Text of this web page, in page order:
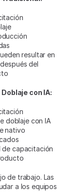
resultar en
del
con IA:
doblaje con IA
nativo
de capacitación
de trabajo. Las
a los equipos